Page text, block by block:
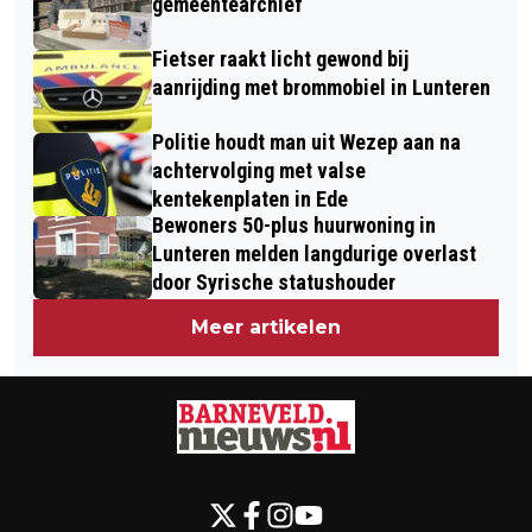
TESTBERICHT
Fietser raakt licht gewond bij
aanrijding met brommobiel in Lunteren
Politie houdt man uit Wezep aan na
achtervolging met valse
kentekenplaten in Ede
Bewoners 50-plus huurwoning in
Lunteren melden langdurige overlast
door Syrische statushouder
Meer artikelen